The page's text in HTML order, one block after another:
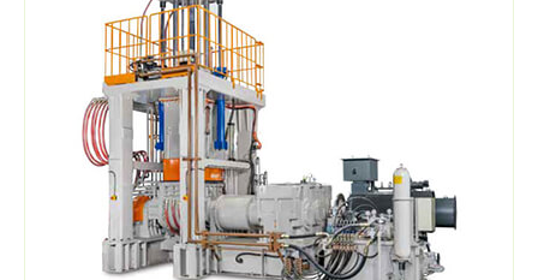
自動翻料機
斗式輸送機
高性能切膠機
產品應用
電子型錄